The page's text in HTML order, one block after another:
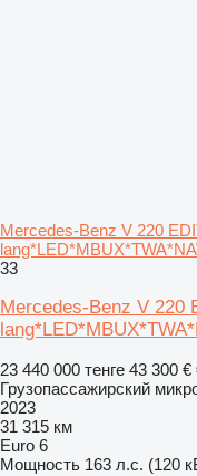
Mercedes-Benz V 220
33
Mercedes-Benz V 220
23 440 000 тенге 43 300 €
Грузопассажирский
2023
31 315 км
Euro 6
Мощность 163 л.с. (120